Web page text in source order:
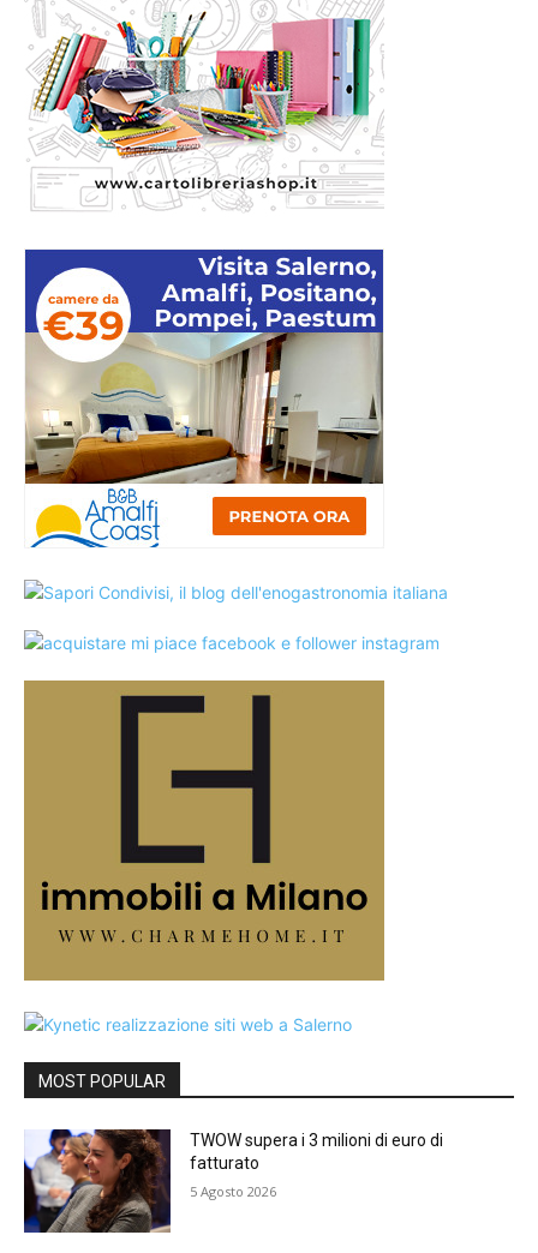
MOST POPULAR
TWOW supera i 3 milioni di euro di
fatturato
5 Agosto 2026